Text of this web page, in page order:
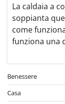
La caldaia a
soppianta
come
funziona una
Benessere
Casa